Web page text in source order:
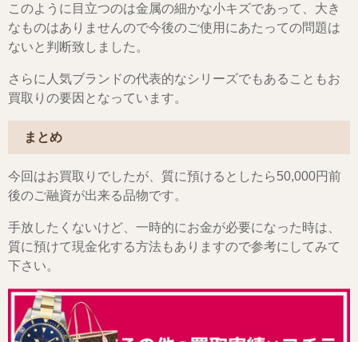
このように目立つのは金属の細かな小キズであって、大き
なものはありませんので今後のご使用にあたっての問題は
ないと判断致しました。
さらに人気ブランドの代表的なシリーズでもあることもお
買取りの要因となっています。
まとめ
今回はお買取りでしたが、質に預けるとしたら50,000円前
後のご融資が出来る品物です。
手放したくないけど、一時的にお金が必要になった時は、
質に預けて現金化する方法もありますので参考にしてみて
下さい。